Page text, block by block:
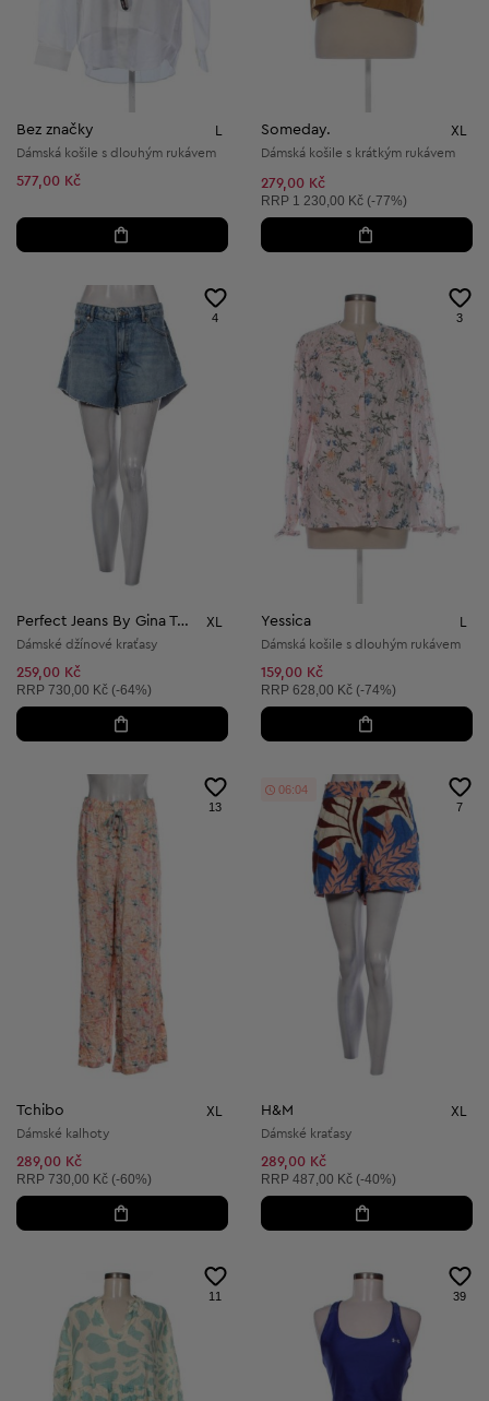
Bez značky L
Dámská košile s dlouhým rukávem
577,00 Kč
Someday. XL
Dámská košile s krátkým rukávem
279,00 Kč
Doporučená cena:
RRP 1 230,00 Kč (-77%)
4
Perfect Jeans By Gina Tricot XL
Dámské džínové kraťasy
259,00 Kč
Doporučená cena:
RRP 730,00 Kč (-64%)
3
Yessica
Dámská košile s dlouhým rukávem
159,00 Kč
Doporučená cena:
RRP 628,00 Kč (-74%)
13
Tchibo XL
Dámské kalhoty
289,00 Kč
Doporučená cena:
RRP 730,00 Kč (-60%)
7
H&M XL
Dámské kraťasy
289,00 Kč
Doporučená cena:
RRP 487,00 Kč (-40%)
06:02
11 39